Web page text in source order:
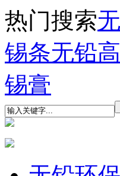
热门搜索
锡条无铅
锡膏